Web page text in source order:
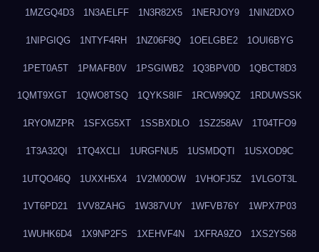
1MZGQ4D3 1N3AELFF 1N3R82X5 1NERJOY9 1NIN2DXO
1NIPGIQG 1NTYF4RH 1NZ06F8Q 1OELGBE2 1OUI6BYG
1PET0A5T 1PMAFB0V 1PSGIWB2 1Q3BPV0D 1QBCT8D3
1QMT9XGT 1QWO8TSQ 1QYKS8IF 1RCW99QZ 1RDUWSSK
1RYOMZPR 1SFXG5XT 1SSBXDLO 1SZ258AV 1T04TFO9
1T3A32QI 1TQ4XCLI 1URGFNU5 1USMDQTI 1USXOD9C
1UTQO46Q 1UXXH5X4 1V2M00OW 1VHOFJ5Z 1VLGOT3L
1VT6PD21 1VV8ZAHG 1W387VUY 1WFVB76Y 1WPX7P03
1WUHK6D4 1X9NP2FS 1XEHVF4N 1XFRA9ZO 1XS2YS68